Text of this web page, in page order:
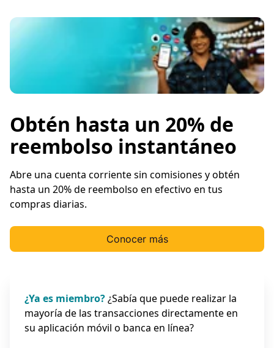
Obtén hasta un 20% de
reembolso instantáneo
Abre una cuenta corriente sin comisiones y obtén
hasta un 20% de reembolso en efectivo en tus
compras diarias.
Conocer más
¿Ya es miembro?¿Sabía que puede realizar la
mayoría de las transacciones directamente en
su aplicación móvil o banca en línea?